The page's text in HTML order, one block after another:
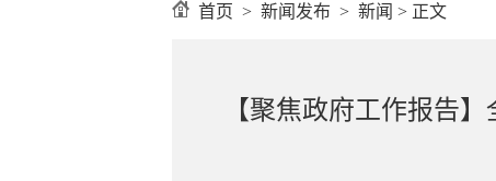
首页 > 新闻发布 > 新闻 > 正文
【聚焦政府工作报告